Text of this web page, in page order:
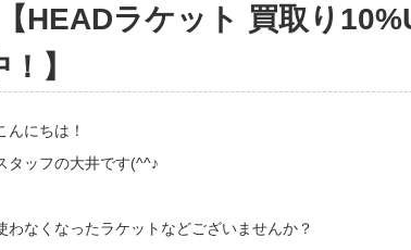
【HEADラケット 買取り
！】
んにちは！
タッフの大井です(^^♪
わなくなったラケットなどございませんか？